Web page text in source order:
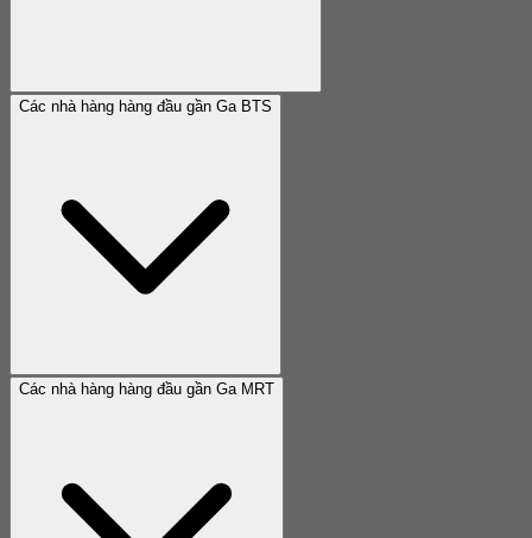
Các nhà hàng hàng đầu gần Ga BTS
Các nhà hàng hàng đầu gần Ga MRT